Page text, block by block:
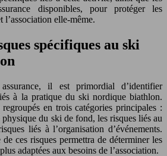
disponibles, pour protéger les
l’association elle-même.
spécifiques au ski
il est primordial d’identifier
à la pratique du ski nordique biathlon.
en trois catégories principales :
du ski de fond, les risques liés au
liés à l’organisation d’événements.
ces risques permettra de déterminer les
adaptées aux besoins de l’association.